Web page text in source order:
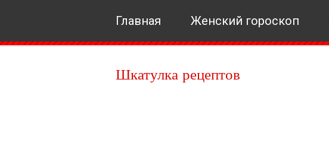
Главная Женский гороскоп
Шкатулка рецептов